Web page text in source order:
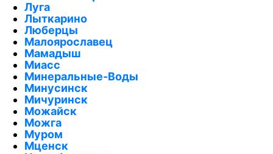
Луга
Лыткарино
Люберцы
Малоярославец
Мамадыш
Миасс
Минеральные-Воды
Минусинск
Мичуринск
Можайск
Можга
Муром
Мценск